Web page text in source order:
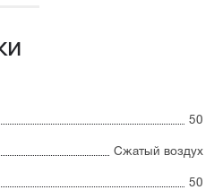
цилиндрами других
из высококачественной
к коррозии. Для
сталь
температурным
50
Сжатый воздух
50